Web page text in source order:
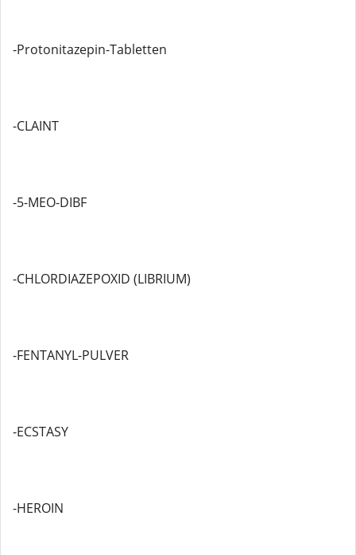
-Protonitazepin-Tabletten
-CLAINT
-5-MEO-DIBF
-CHLORDIAZEPOXID (LIBRIUM)
-FENTANYL-PULVER
-ECSTASY
-HEROIN